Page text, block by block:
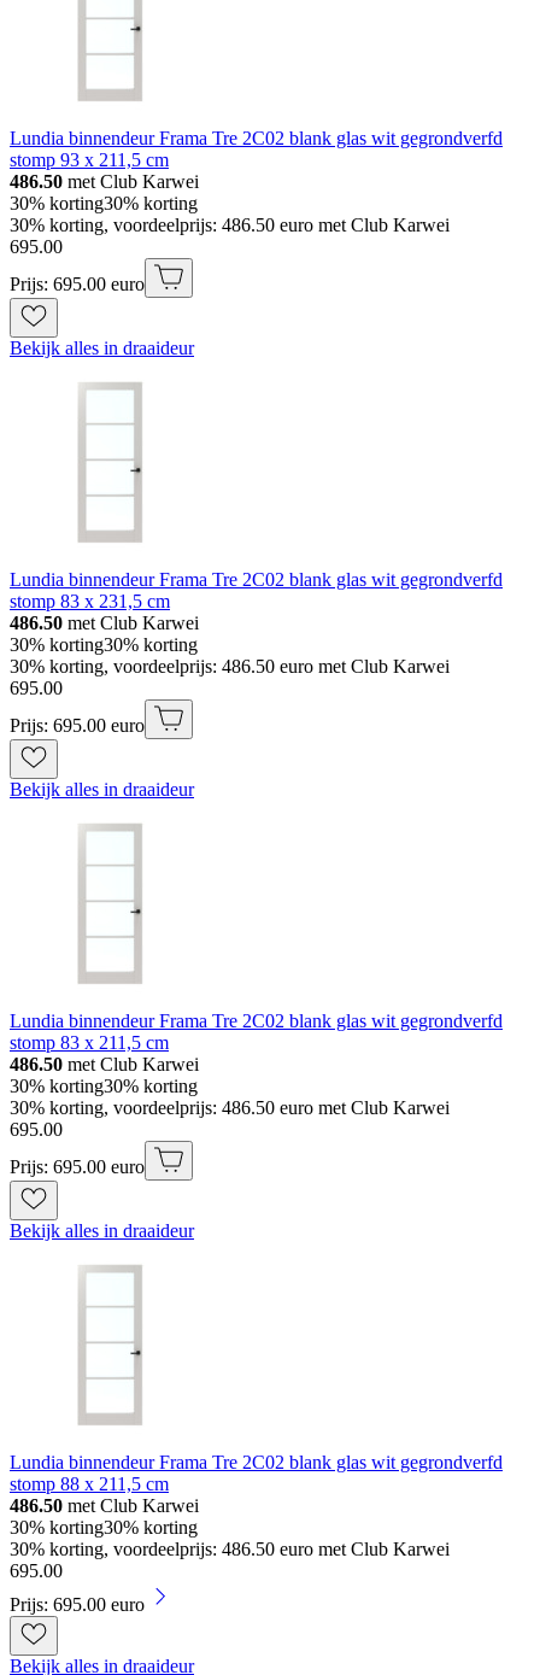
Lundia binnendeur Frama Tre 2C02 blank glas wit gegrondverfd
stomp 93 x 211,5 cm
486.50 met Club Karwei
30% korting30% korting
30% korting, voordeelprijs: 486.50 euro met Club Karwei
695.00
Prijs: 695.00 euro
Bekijk alles in draaideur
Lundia binnendeur Frama Tre 2C02 blank glas wit gegrondverfd
stomp 83 x 231,5 cm
486.50 met Club Karwei
30% korting30% korting
30% korting, voordeelprijs: 486.50 euro met Club Karwei
695.00
Prijs: 695.00 euro
Bekijk alles in draaideur
Lundia binnendeur Frama Tre 2C02 blank glas wit gegrondverfd
stomp 83 x 211,5 cm
486.50 met Club Karwei
30% korting30% korting
30% korting, voordeelprijs: 486.50 euro met Club Karwei
695.00
Prijs: 695.00 euro
Bekijk alles in draaideur
Lundia binnendeur Frama Tre 2C02 blank glas wit gegrondverfd
stomp 88 x 211,5 cm
486.50 met Club Karwei
30% korting30% korting
30% korting, voordeelprijs: 486.50 euro met Club Karwei
695.00
Prijs: 695.00 euro
Bekijk alles in draaideur